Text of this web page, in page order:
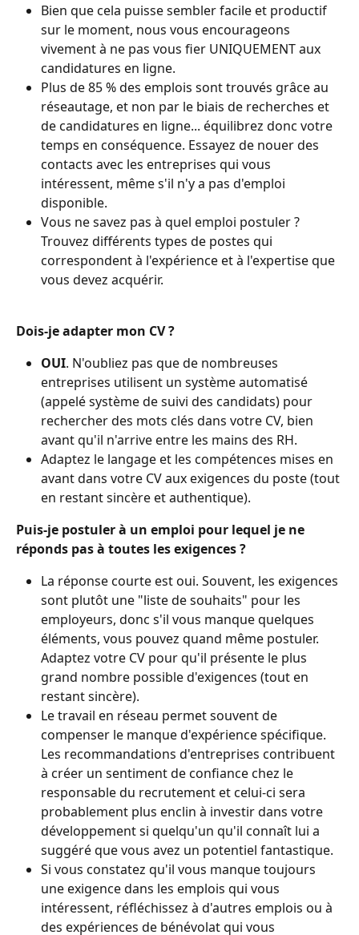
Bien que cela puisse sembler facile et productif
sur le moment, nous vous encourageons
vivement à ne pas vous fier UNIQUEMENT aux
candidatures en ligne.
Plus de 85 % des emplois sont trouvés grâce au
réseautage, et non par le biais de recherches et
de candidatures en ligne... équilibrez donc votre
temps en conséquence. Essayez de nouer des
contacts avec les entreprises qui vous
intéressent, même s'il n'y a pas d'emploi
disponible.
Vous ne savez pas à quel emploi postuler ?
Trouvez différents types de postes qui
correspondent à l'expérience et à l'expertise que
vous devez acquérir.
Dois-je adapter mon CV ?
OUI. N'oubliez pas que de nombreuses
entreprises utilisent un système automatisé
(appelé système de suivi des candidats) pour
rechercher des mots clés dans votre CV, bien
avant qu'il n'arrive entre les mains des RH.
Adaptez le langage et les compétences mises en
avant dans votre CV aux exigences du poste (tout
en restant sincère et authentique).
Puis-je postuler à un emploi pour lequel je ne
réponds pas à toutes les exigences ?
La réponse courte est oui. Souvent, les exigences
sont plutôt une "liste de souhaits" pour les
employeurs, donc s'il vous manque quelques
éléments, vous pouvez quand même postuler.
Adaptez votre CV pour qu'il présente le plus
grand nombre possible d'exigences (tout en
restant sincère).
Le travail en réseau permet souvent de
compenser le manque d'expérience spécifique.
Les recommandations d'entreprises contribuent
à créer un sentiment de confiance chez le
responsable du recrutement et celui-ci sera
probablement plus enclin à investir dans votre
développement si quelqu'un qu'il connaît lui a
suggéré que vous avez un potentiel fantastique.
Si vous constatez qu'il vous manque toujours
une exigence dans les emplois qui vous
intéressent, réfléchissez à d'autres emplois ou à
des expériences de bénévolat qui vous